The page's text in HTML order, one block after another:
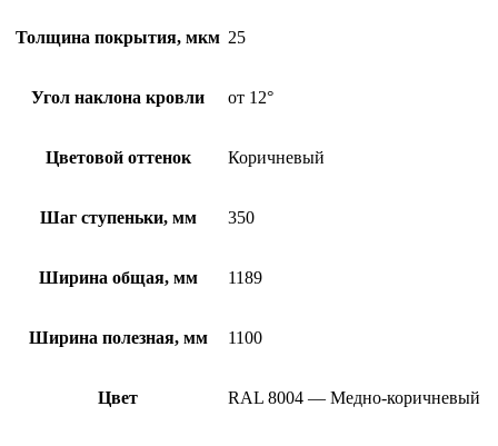
Толщина покрытия, мкм 25
Угол наклона кровли от 12°
Цветовой оттенок Коричневый
Шаг ступеньки, мм 350
Ширина общая, мм 1189
Ширина полезная, мм 1100
Цвет RAL 8004 — Медно-коричневый